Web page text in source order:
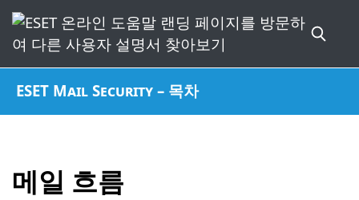
ESET Mail Security – 목차
메일 흐름